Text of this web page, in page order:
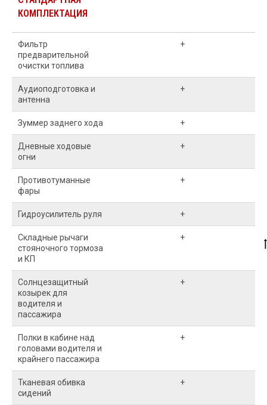
КОМПЛЕКТАЦИЯ
Фильтр
предварительной
очистки топлива
+
Аудиоподготовка и
антенна
+
Зуммер заднего хода +
Дневные ходовые
огни
+
Противотуманные
фары
+
Гидроусилитель руля +
Складные рычаги
стояночного тормоза
и КП
+
Солнцезащитный
козырек для
водителя и
пассажира
+
Полки в кабине над
головами водителя и
крайнего пассажира
+
Тканевая обивка
сидений
+